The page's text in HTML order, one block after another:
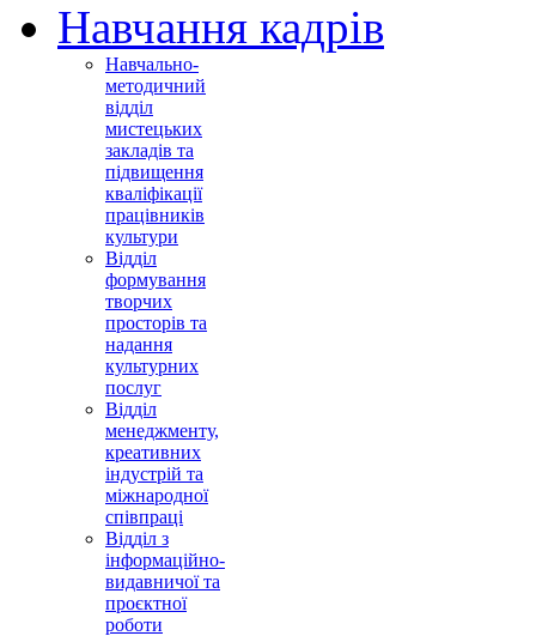
Навчання кадрів
Навчально-
методичний
відділ
мистецьких
закладів та
підвищення
кваліфікації
працівників
культури
Відділ
формування
творчих
просторів та
надання
культурних
послуг
Відділ
менеджменту,
креативних
індустрій та
міжнародної
співпраці
Відділ з
інформаційно-
видавничої та
проєктної
роботи